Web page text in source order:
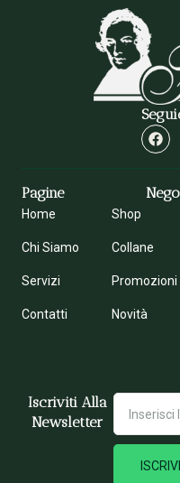
Pagine
Home
Chi Siamo
Servizi
Contatti
Shop
Collane
Promozioni
Novità
Iscriviti Alla
Newsletter